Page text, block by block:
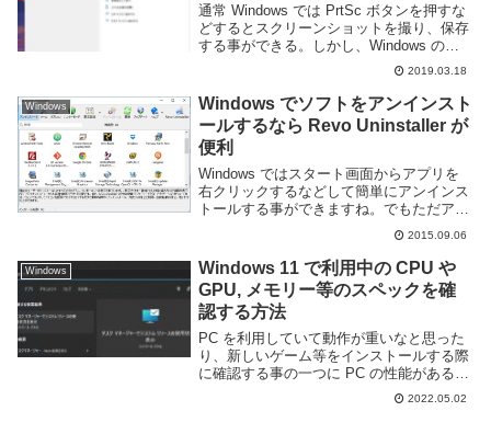
通常 Windows では PrtSc ボタンを押すな
どするとスクリーンショットを撮り、保存
する事ができる。しかし、Windows のロ
グイン画面ではスクリーンショットを撮る
事ができないようだ。Snipping Tool のデ
ィレイ機能でも...
2019.03.18
Windows
Windows でソフトをアンインスト
ールするなら Revo Uninstaller が
便利
Windows ではスタート画面からアプリを
右クリックするなどして簡単にアンインス
トールする事ができますね。でもただアン
インストールしただけではそのアプリの設
定などがそのまま残ってしまう事もありま
す。それにスタート画面からアプリを探し
にくい...
2015.09.06
Windows
Windows 11 で利用中の CPU や
GPU, メモリー等のスペックを確
認する方法
PC を利用していて動作が重いなと思った
り、新しいゲーム等をインストールする際
に確認する事の一つに PC の性能がある。
搭載している CPU や GPU, メモリー等に
より PC の快適度が変わるため、利用して
2022.05.02